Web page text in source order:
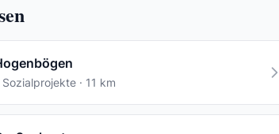
Sozialprojekte · 11 km